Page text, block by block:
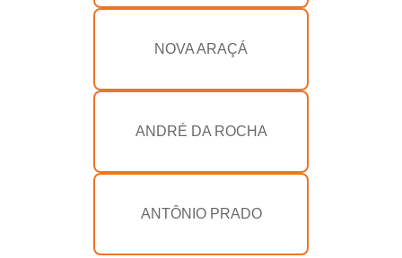
NOVA ARAÇÁ
ANDRÉ DA ROCHA
ANTÔNIO PRADO